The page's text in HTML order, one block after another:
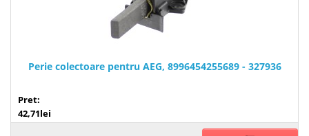
Perie colectoare pentru AEG, 8996454255689 - 327936
Pret:
42,71lei